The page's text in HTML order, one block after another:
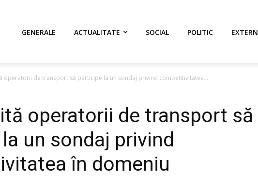
GENERALE ACTUALITATE SOCIAL POLITIC EXTERN
operatorii de transport să participe la un sondaj privind competitivitatea...
operatorii de transport să
un sondaj privind
în domeniu